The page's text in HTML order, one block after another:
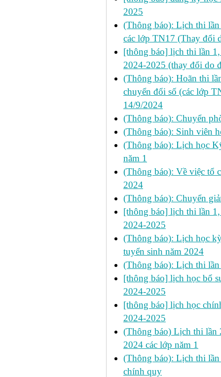
2025
(Thông báo): Lịch thi
các lớp TN17 (Thay đổi
[thông báo] lịch thi lần
2024-2025 (thay đổi do
(Thông báo): Hoãn thi
chuyển đổi số (các lớp
14/9/2024
(Thông báo): Chuyển
(Thông báo): Sinh viên
(Thông báo): Lịch học
năm 1
(Thông báo): Về việc tổ
2024
(Thông báo): Chuyển
[thông báo] lịch thi lần
2024-2025
(Thông báo): Lịch học
tuyển sinh năm 2024
(Thông báo): Lịch thi
[thông báo] lịch học bổ
2024-2025
[thông báo] lịch học
2024-2025
(Thông báo) Lịch thi lần
2024 các lớp năm 1
(Thông báo): Lịch thi
chính quy